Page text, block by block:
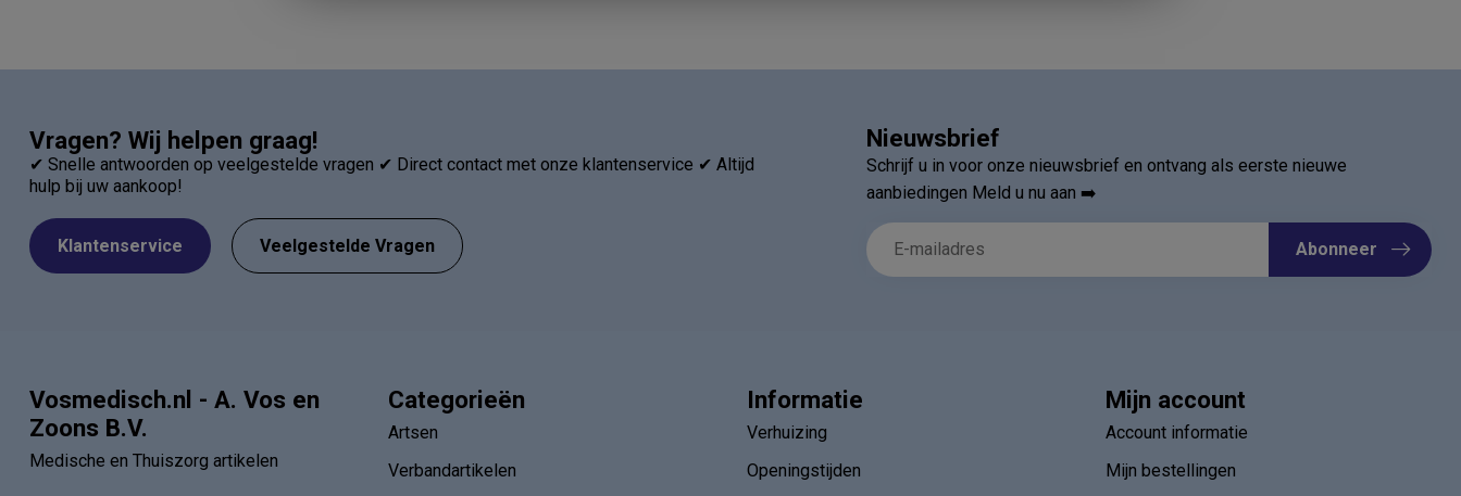
Vragen? Wij helpen graag!
✔ Snelle antwoorden op veelgestelde vragen ✔ Direct contact met onze klantenservice ✔ Altijd
hulp bij uw aankoop!
Klantenservice Veelgestelde Vragen
Nieuwsbrief
Schrijf u in voor onze nieuwsbrief en ontvang als eerste nieuwe
aanbiedingen Meld u nu aan ➡️
Abonneer
Vosmedisch.nl - A. Vos en
Zoons B.V.
Medische en Thuiszorg artikelen
Categorieën
Artsen
Verbandartikelen
Informatie
Verhuizing
Openingstijden
Mijn account
Account informatie
Mijn bestellingen